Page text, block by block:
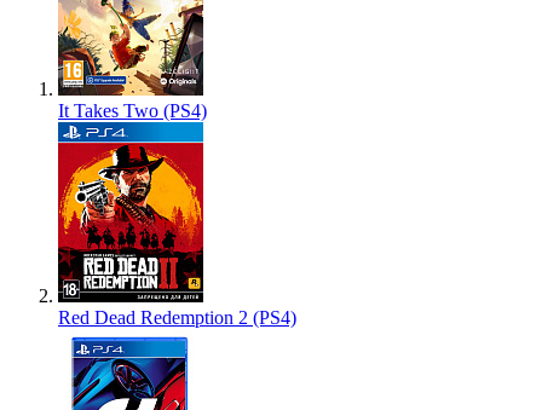
It Takes Two (PS4)
Red Dead Redemption 2 (PS4)